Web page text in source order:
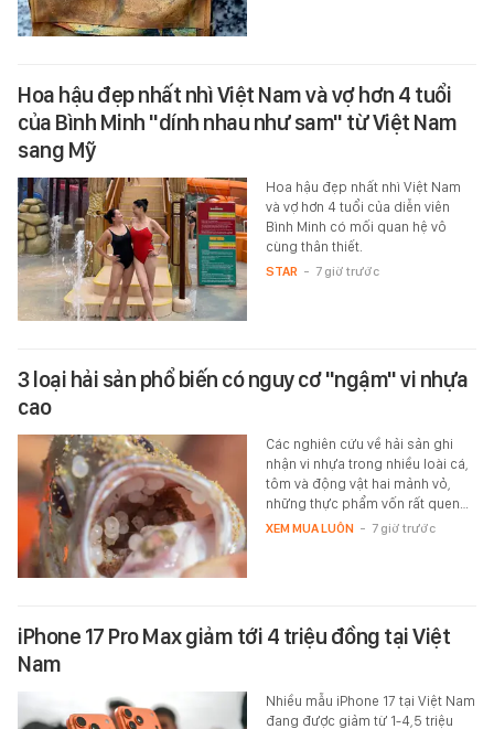
Hoa hậu đẹp nhất nhì Việt Nam và vợ hơn 4 tuổi
của Bình Minh "dính nhau như sam" từ Việt Nam
sang Mỹ
Hoa hậu đẹp nhất nhì Việt Nam
và vợ hơn 4 tuổi của diễn viên
Bình Minh có mối quan hệ vô
cùng thân thiết.
STAR - 7 giờ trước
3 loại hải sản phổ biến có nguy cơ "ngậm" vi nhựa
cao
Các nghiên cứu về hải sản ghi
nhận vi nhựa trong nhiều loài cá,
tôm và động vật hai mảnh vỏ,
những thực phẩm vốn rất quen…
XEM MUA LUÔN - 7 giờ trước
iPhone 17 Pro Max giảm tới 4 triệu đồng tại Việt
Nam
Nhiều mẫu iPhone 17 tại Việt Nam
đang được giảm từ 1-4,5 triệu